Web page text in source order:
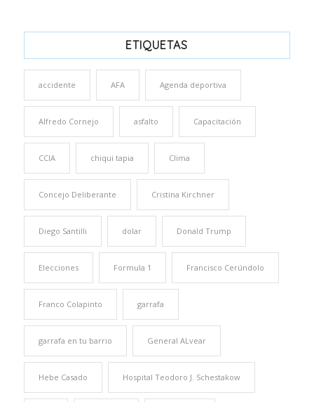
ETIQUETAS
accidente AFA Agenda deportiva
Alfredo Cornejo asfalto Capacitación
CCIA chiqui tapia Clima
Concejo Deliberante Cristina Kirchner
Diego Santilli dolar Donald Trump
Elecciones Formula 1 Francisco Cerúndolo
Franco Colapinto garrafa
garrafa en tu barrio General ALvear
Hebe Casado Hospital Teodoro J. Schestakow